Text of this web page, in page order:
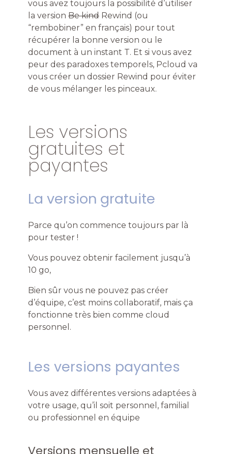
vous avez toujours la possibilité d’utiliser
la version Be kind Rewind (ou
“rembobiner” en français) pour tout
récupérer la bonne version ou le
document à un instant T. Et si vous avez
peur des paradoxes temporels, Pcloud va
vous créer un dossier Rewind pour éviter
de vous mélanger les pinceaux.
Les versions
gratuites et
payantes
La version gratuite
Parce qu’on commence toujours par là
pour tester !
Vous pouvez obtenir facilement jusqu’à
10 go,
Bien sûr vous ne pouvez pas créer
d’équipe, c’est moins collaboratif, mais ça
fonctionne très bien comme cloud
personnel.
Les versions payantes
Vous avez différentes versions adaptées à
votre usage, qu’il soit personnel, familial
ou professionnel en équipe
Versions mensuelle et